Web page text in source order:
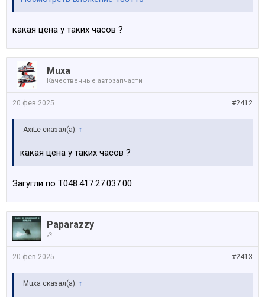
какая цена у таких часов ?
Muxa
Качественные автозапчасти
#2412
20 фев 2025
AxiLe сказал(а): ↑
какая цена у таких часов ?
Загугли по T048.417.27.037.00
Paparazzy
☭
#2413
20 фев 2025
Muxa сказал(а): ↑